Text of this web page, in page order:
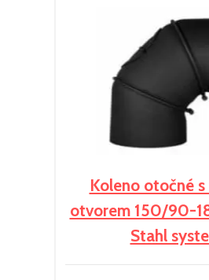
Koleno otočné
otvorem 150/90-
Stahl